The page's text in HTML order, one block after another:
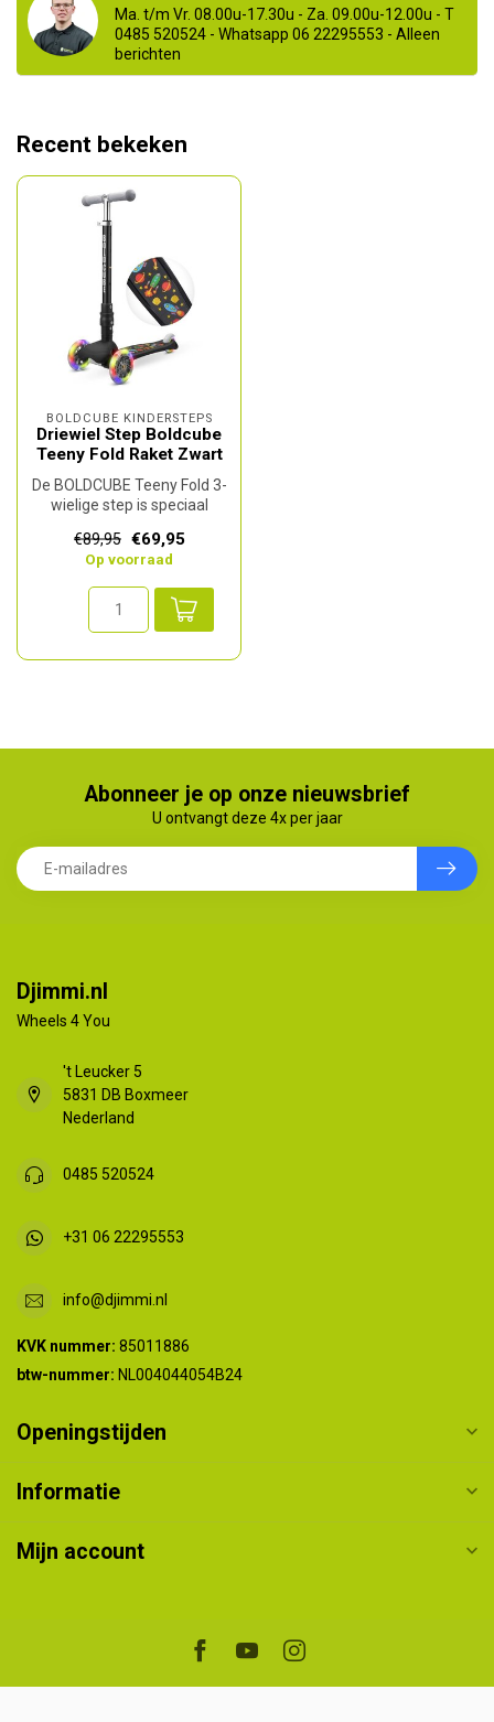
Ma. t/m Vr. 08.00u-17.30u - Za. 09.00u-12.00u - T
0485 520524 - Whatsapp 06 22295553 - Alleen
berichten
Recent bekeken
BOLDCUBE KINDERSTEPS
Driewiel Step Boldcube
Teeny Fold Raket Zwart
De BOLDCUBE Teeny Fold 3-
wielige step is speciaal
allerkleinst...
€89,95 €69,95
Op voorraad
Abonneer je op onze nieuwsbrief
U ontvangt deze 4x per jaar
Djimmi.nl
Wheels 4 You
't Leucker 5
5831 DB Boxmeer
Nederland
0485 520524
+31 06 22295553
info@djimmi.nl
KVK nummer: 85011886
btw-nummer: NL004044054B24
Openingstijden
Informatie
Mijn account